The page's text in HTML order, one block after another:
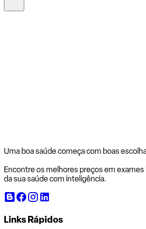
Uma boa saúde começa com boas
Encontre os melhores preços em exames
da sua saúde com inteligência.
Links Rápidos